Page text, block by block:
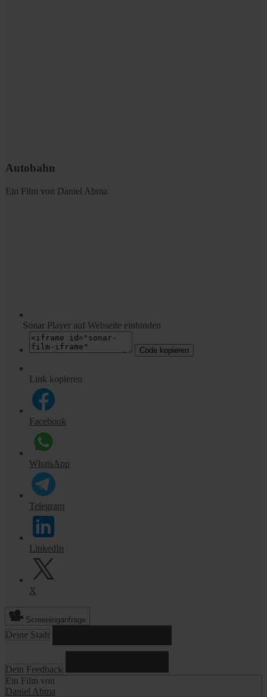
Autobahn
Ein Film von Daniel Abma
Sonar Player auf Webseite einbinden
Code kopieren
Link kopieren
Facebook
WhatsApp
Telegram
LinkedIn
X
Screeninganfrage
Deine Stadt
Dein Feedback
Ein Film von
Daniel Abma